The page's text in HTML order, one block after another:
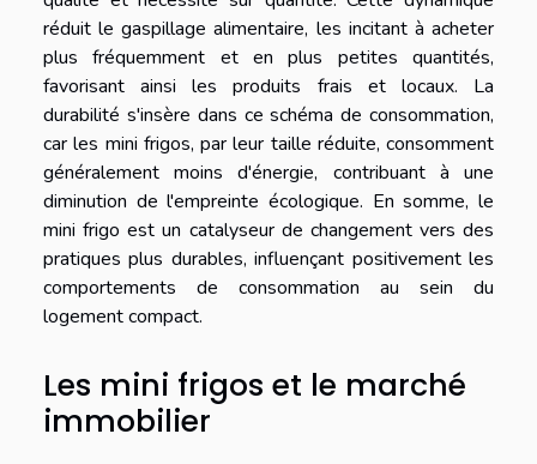
réduit le gaspillage alimentaire, les incitant à acheter
plus fréquemment et en plus petites quantités,
favorisant ainsi les produits frais et locaux. La
durabilité s'insère dans ce schéma de consommation,
car les mini frigos, par leur taille réduite, consomment
généralement moins d'énergie, contribuant à une
diminution de l'empreinte écologique. En somme, le
mini frigo est un catalyseur de changement vers des
pratiques plus durables, influençant positivement les
comportements de consommation au sein du
logement compact.
Les mini frigos et le marché
immobilier